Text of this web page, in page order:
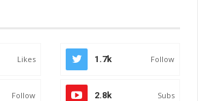
Likes 1.7k Follow
Follow 2.8k Subs